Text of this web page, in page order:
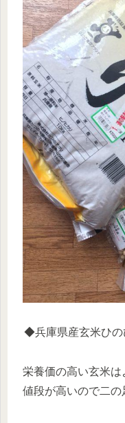
◆兵庫県産玄米ひの
栄養価の高い玄米
値段が高いので二の